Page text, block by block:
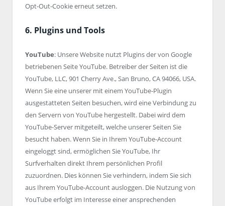
Opt-Out-Cookie erneut setzen.
6. Plugins und Tools
YouTube: Unsere Website nutzt Plugins der von Google
betriebenen Seite YouTube. Betreiber der Seiten ist die
YouTube, LLC, 901 Cherry Ave., San Bruno, CA 94066, USA.
Wenn Sie eine unserer mit einem YouTube-Plugin
ausgestatteten Seiten besuchen, wird eine Verbindung zu
den Servern von YouTube hergestellt. Dabei wird dem
YouTube-Server mitgeteilt, welche unserer Seiten Sie
besucht haben. Wenn Sie in Ihrem YouTube-Account
eingeloggt sind, ermöglichen Sie YouTube, Ihr
Surfverhalten direkt Ihrem persönlichen Profil
zuzuordnen. Dies können Sie verhindern, indem Sie sich
aus Ihrem YouTube-Account ausloggen. Die Nutzung von
YouTube erfolgt im Interesse einer ansprechenden